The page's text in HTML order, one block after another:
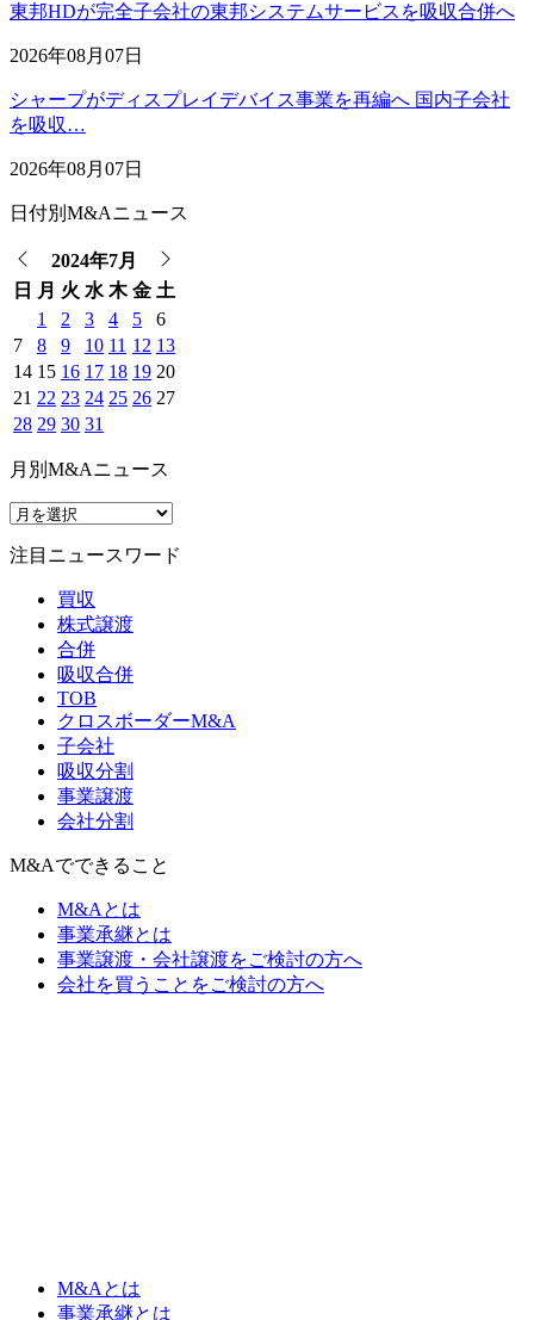
東邦HDが完全子会社の東邦システムサービスを吸収合併へ
2026年08月07日
シャープがディスプレイデバイス事業を再編へ 国内子会社
を吸収…
2026年08月07日
日付別M&Aニュース
2024年7月
日
月 火 水 木 金 土
1
2 3 4 5
6
7
8 9 10 11 12 13
14 15 16 17 18 19 20
21 22 23 24 25 26 27
28 29 30 31
月別M&Aニュース
注目ニュースワード
買収
株式譲渡
合併
吸収合併
TOB
クロスボーダーM&A
子会社
吸収分割
事業譲渡
会社分割
M&Aでできること
M&Aとは
事業承継とは
事業譲渡・会社譲渡をご検討の方へ
会社を買うことをご検討の方へ
M&Aとは
事業承継とは